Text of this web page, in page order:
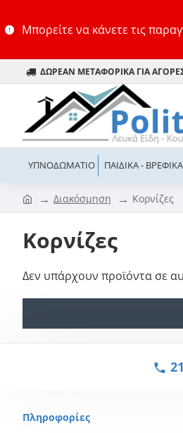
Μπορείτε να κάνετε τις
ΔΩΡΕΑΝ ΜΕΤΑΦΟΡΙΚΑ ΓΙΑ
ΥΠΝΟΔΩΜΆΤΙΟ ΠΑΙΔΙΚΆ - ΒΡΕΦΙΚΆ
Διακόσμηση Κορνίζες
Κορνίζες
Δεν υπάρχουν προϊόντα σε
Πληροφορίες